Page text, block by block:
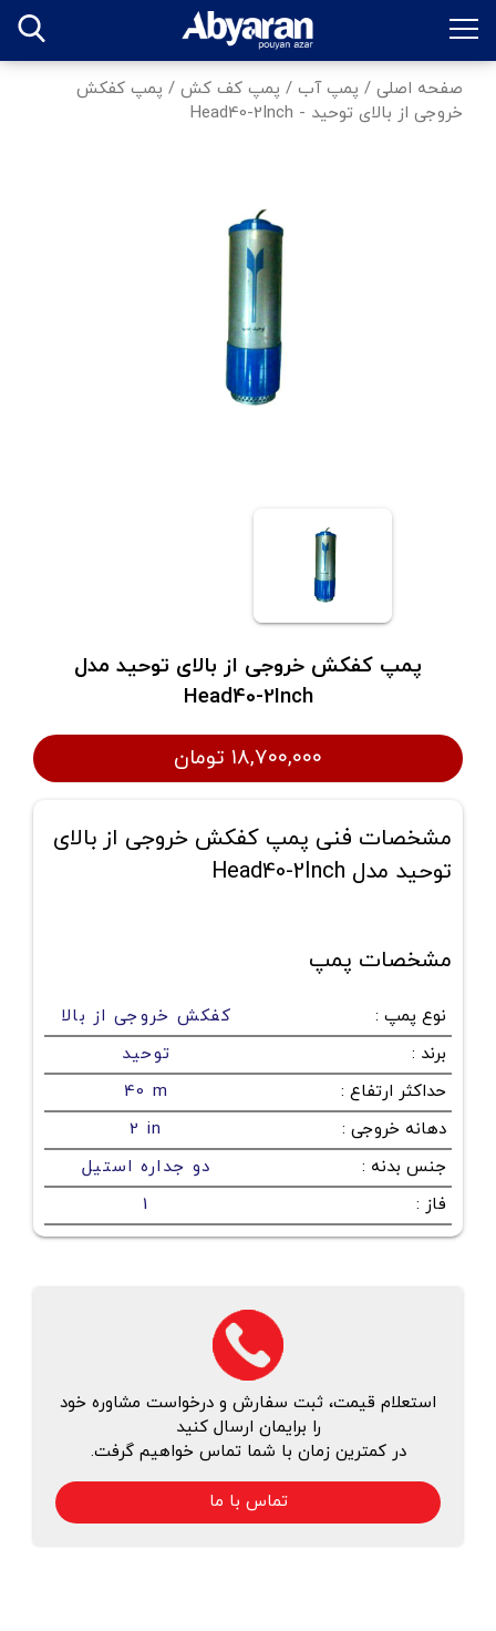
صفحه اصلی / پمپ آب / پمپ کف کش / پمپ کفکش
خروجی از بالای توحید - Head40-2Inch
پمپ کفکش خروجی از بالای توحید مدل
Head40-2Inch
۱۸,۷۰۰,۰۰۰ تومان
مشخصات فنی پمپ کفکش خروجی از بالای
توحید مدل Head40-2Inch
مشخصات پمپ
نوع پمپ :
کفکش خروجی از بالا
برند :
توحید
حداکثر ارتفاع :
40 m
دهانه خروجی :
2 in
جنس بدنه :
دو جداره استیل
فاز :
1
استعلام قیمت، ثبت سفارش و درخواست مشاوره خود
را برایمان ارسال کنید
در کمترین زمان با شما تماس خواهیم گرفت.
تماس با ما